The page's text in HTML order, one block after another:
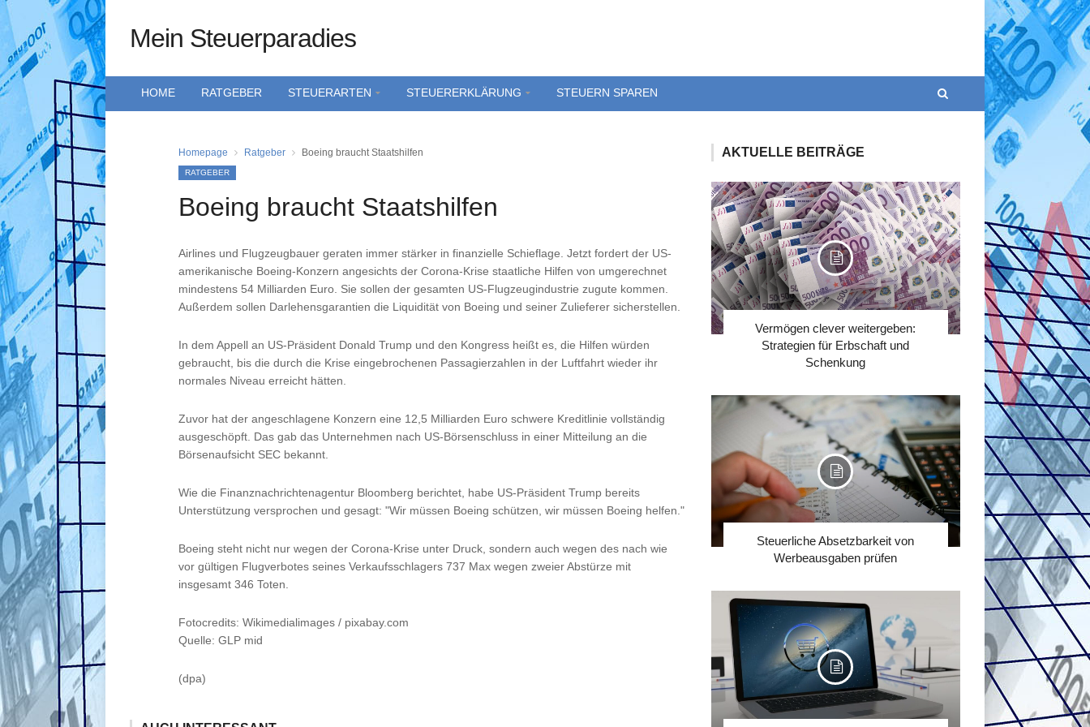
Mein Steuerparadies
HOME RATGEBER STEUERARTEN STEUERERKLÄRUNG STEUERN SPAREN
Homepage Ratgeber Boeing braucht Staatshilfen
RATGEBER
Boeing braucht Staatshilfen
Airlines und Flugzeugbauer geraten immer stärker in finanzielle Schieflage. Jetzt fordert der US-
amerikanische Boeing-Konzern angesichts der Corona-Krise staatliche Hilfen von umgerechnet
mindestens 54 Milliarden Euro. Sie sollen der gesamten US-Flugzeugindustrie zugute kommen.
Außerdem sollen Darlehensgarantien die Liquidität von Boeing und seiner Zulieferer sicherstellen.
In dem Appell an US-Präsident Donald Trump und den Kongress heißt es, die Hilfen würden
gebraucht, bis die durch die Krise eingebrochenen Passagierzahlen in der Luftfahrt wieder ihr
normales Niveau erreicht hätten.
Zuvor hat der angeschlagene Konzern eine 12,5 Milliarden Euro schwere Kreditlinie vollständig
ausgeschöpft. Das gab das Unternehmen nach US-Börsenschluss in einer Mitteilung an die
Börsenaufsicht SEC bekannt.
Wie die Finanznachrichtenagentur Bloomberg berichtet, habe US-Präsident Trump bereits
Unterstützung versprochen und gesagt: "Wir müssen Boeing schützen, wir müssen Boeing helfen."
Boeing steht nicht nur wegen der Corona-Krise unter Druck, sondern auch wegen des nach wie
vor gültigen Flugverbotes seines Verkaufsschlagers 737 Max wegen zweier Abstürze mit
insgesamt 346 Toten.
Fotocredits: Wikimedialimages / pixabay.com
Quelle: GLP mid
(dpa)
AKTUELLE BEITRÄGE
Vermögen clever weitergeben:
Strategien für Erbschaft und
Schenkung
Steuerliche Absetzbarkeit von
Werbeausgaben prüfen